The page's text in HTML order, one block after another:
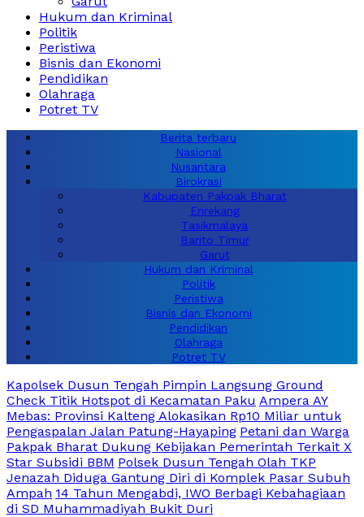
Hukum dan Kriminal
Politik
Peristiwa
Bisnis dan Ekonomi
Pendidikan
Olahraga
Potret TV
Berita terbaru
Nasional
Nusantara
Birokrasi
Kabupaten Pakpak Bharat
Enrekang
Tasikmalaya
Barito Timur
Garut
Hukum dan Kriminal
Politik
Peristiwa
Bisnis dan Ekonomi
Pendidikan
Olahraga
Potret TV
Kapolsek Dusun Tengah Pimpin Langsung Ground
Check Titik Hotspot di Kecamatan Paku Ampera AY
Mebas: Provinsi Kalteng Alokasikan Rp10 Miliar untuk
Pengaspalan Jalan Patung-Hayaping Petani dan Warga
Pakpak Bharat Dukung Kebijakan Pemerintah Terkait X
Star Subsidi BBM Polsek Dusun Tengah Olah TKP
Jenazah Diduga Gantung Diri di Komplek Pasar Subuh
Ampah 14 Tahun Mengabdi, IWO Berbagi Kebahagiaan
di SD Muhammadiyah Bukit Duri